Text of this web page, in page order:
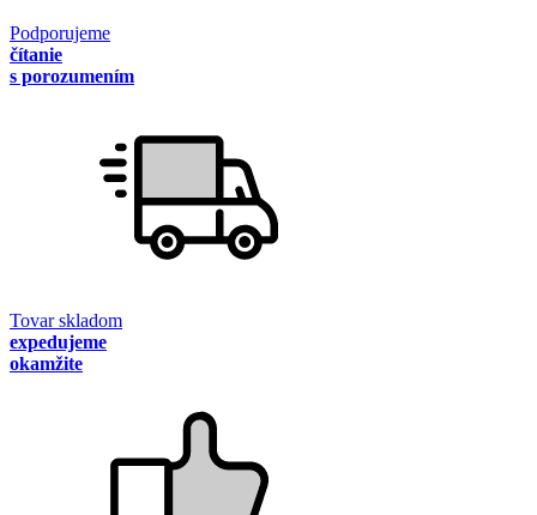
Podporujeme
čítanie
s porozumením
Tovar skladom
expedujeme
okamžite